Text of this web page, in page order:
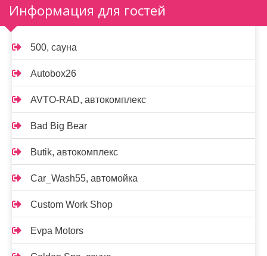
Информация для гостей
500, сауна
Autobox26
AVTO-RAD, автокомплекс
Bad Big Bear
Butik, автокомплекс
Car_Wash55, автомойка
Custom Work Shop
Evpa Motors